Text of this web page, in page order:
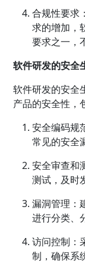
合规性要求
求的增加，
要求之一，
软件研发的安全
软件研发的安全
产品的安全性，
安全编码规
常见的安全
安全审查和
测试，及时
漏洞管理：
进行分类、
访问控制：
制，确保系